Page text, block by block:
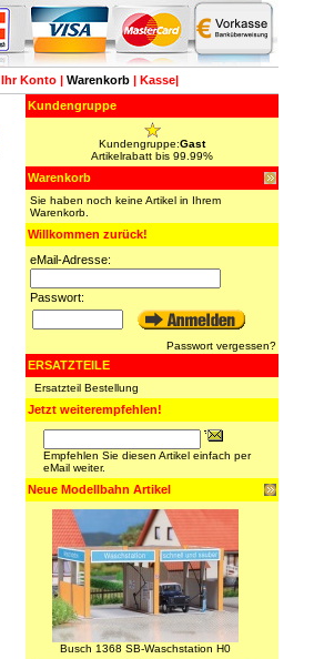
Ihr Konto | Warenkorb | Kasse|
Kundengruppe
Kundengruppe:Gast
Artikelrabatt bis 99.99%
Warenkorb
Sie haben noch keine Artikel in Ihrem
Warenkorb.
Willkommen zurück!
eMail-Adresse:
Passwort:
Passwort vergessen?
ERSATZTEILE
Ersatzteil Bestellung
Jetzt weiterempfehlen!
Empfehlen Sie diesen Artikel einfach per
eMail weiter.
Neue Modellbahn Artikel
Busch 1368 SB-Waschstation H0